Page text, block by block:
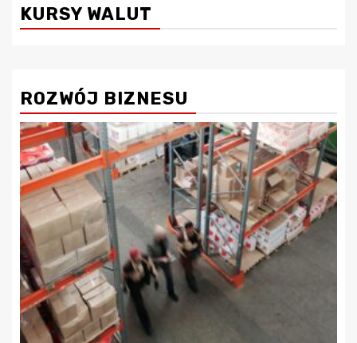
KURSY WALUT
ROZWÓJ BIZNESU